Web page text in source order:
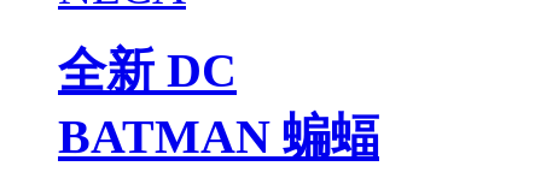
全新 DC
BATMAN 蝙蝠